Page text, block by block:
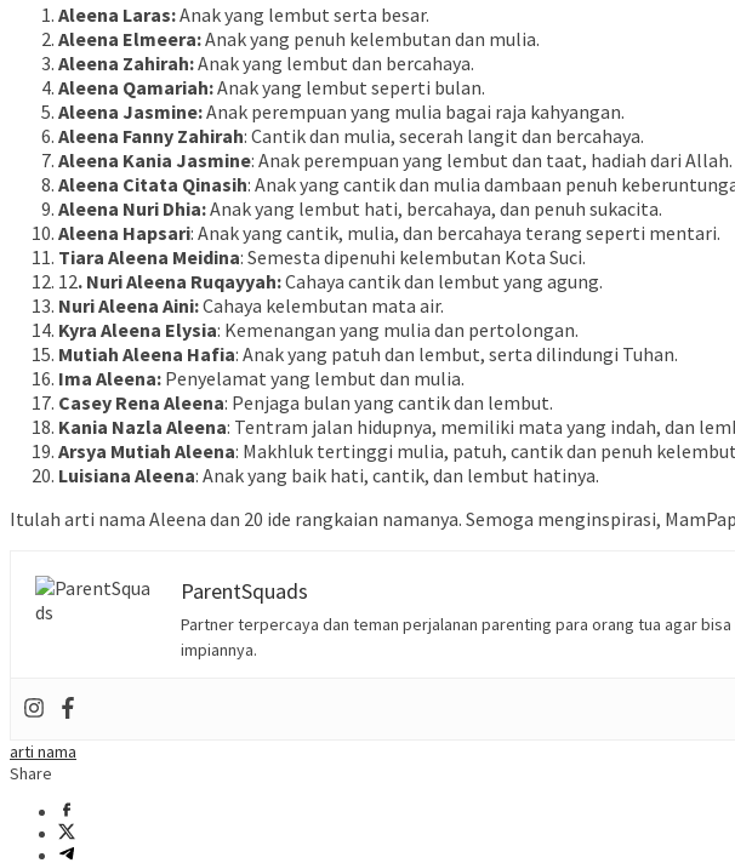
Aleena Laras:Anak yang lembut serta besar.
Aleena Elmeera:Anak yang penuh kelembutan dan mulia.
Aleena Zahirah:Anak yang lembut dan bercahaya.
Aleena Qamariah:Anak yang lembut seperti bulan.
Aleena Jasmine:Anak perempuan yang mulia bagai raja kahyangan.
Aleena Fanny Zahirah: Cantik dan mulia, secerah langit dan bercahaya.
Aleena Kania Jasmine: Anak perempuan yang lembut dan taat, hadiah dari Allah.
Aleena Citata Qinasih: Anak yang cantik dan mulia dambaan penuh
Aleena Nuri Dhia:Anak yang lembut hati, bercahaya, dan penuh sukacita.
Aleena Hapsari: Anak yang cantik, mulia, dan bercahaya terang seperti mentari.
Tiara Aleena Meidina: Semesta dipenuhi kelembutan Kota Suci.
12. Nuri Aleena Ruqayyah:Cahaya cantik dan lembut yang agung.
Nuri Aleena Aini:Cahaya kelembutan mata air.
Kyra Aleena Elysia: Kemenangan yang mulia dan pertolongan.
Mutiah Aleena Hafia: Anak yang patuh dan lembut, serta dilindungi Tuhan.
Ima Aleena: Penyelamat yang lembut dan mulia.
Casey Rena Aleena: Penjaga bulan yang cantik dan lembut.
Kania Nazla Aleena: Tentram jalan hidupnya, memiliki mata yang indah, dan
Arsya Mutiah Aleena: Makhluk tertinggi mulia, patuh, cantik dan penuh
Luisiana Aleena: Anak yang baik hati, cantik, dan lembut hatinya.
Itulah arti nama Aleena dan 20 ide rangkaian namanya. Semoga menginspirasi,
ParentSquads
Partner terpercaya dan teman perjalanan parenting para orang tua agar
impiannya.
arti nama
Share